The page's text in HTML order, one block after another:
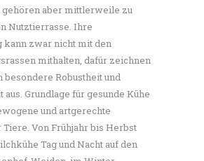
gehören aber mittlerweile zu
Nutztierrasse. Ihre
kann zwar nicht mit den
mithalten, dafür zeichnen
besondere Robustheit und
Grundlage für gesunde Kühe
und artgerechte
Tiere. Von Frühjahr bis Herbst
Tag und Nacht auf den